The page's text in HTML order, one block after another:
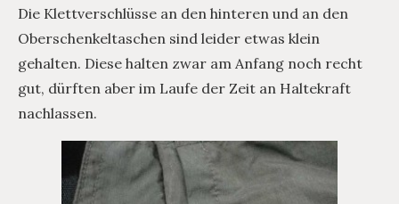
Die Klettverschlüsse an den hinteren und an den
Oberschenkeltaschen sind leider etwas klein
gehalten. Diese halten zwar am Anfang noch recht
gut, dürften aber im Laufe der Zeit an Haltekraft
nachlassen.